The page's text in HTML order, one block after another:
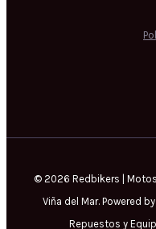
© 2026 Redbikers |
Viña del Mar. Powered
Repuestos y